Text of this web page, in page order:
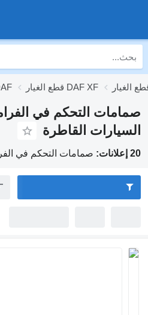
قطع الغيار DAF قطع الغيار DAF XF
القاطرة
صمامات التحكم في الفرامل DAF XF 106 لـ السيارات القاطرة